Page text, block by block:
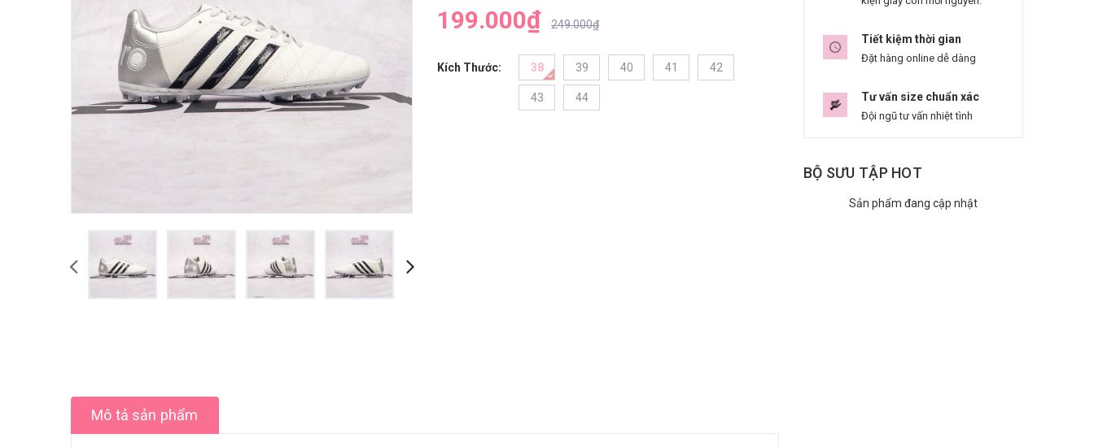
199.000₫ 249.000₫
Kích Thước: 38 39 40 41 42
43 44
Mô tả sản phẩm
Tiết kiệm thời gian
Đặt hàng online dễ dàng
Tư vấn size chuẩn xác
Đội ngũ tư vấn nhiệt tình
BỘ SƯU TẬP HOT
Sản phẩm đang cập nhật